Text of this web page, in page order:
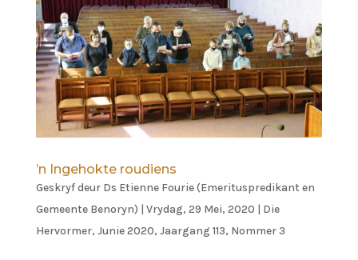
’n Ingehokte roudiens
Geskryf deur Ds Etienne Fourie (Emerituspredikant en
Gemeente Benoryn) | Vrydag, 29 Mei, 2020 | Die
Hervormer, Junie 2020, Jaargang 113, Nommer 3